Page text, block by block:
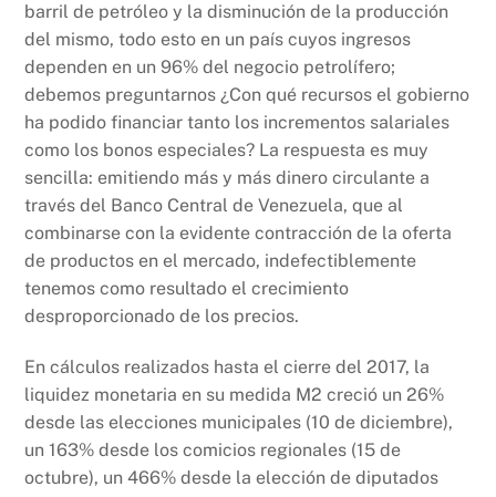
barril de petróleo y la disminución de la producción
del mismo, todo esto en un país cuyos ingresos
dependen en un 96% del negocio petrolífero;
debemos preguntarnos ¿Con qué recursos el gobierno
ha podido financiar tanto los incrementos salariales
como los bonos especiales? La respuesta es muy
sencilla: emitiendo más y más dinero circulante a
través del Banco Central de Venezuela, que al
combinarse con la evidente contracción de la oferta
de productos en el mercado, indefectiblemente
tenemos como resultado el crecimiento
desproporcionado de los precios.
En cálculos realizados hasta el cierre del 2017, la
liquidez monetaria en su medida M2 creció un 26%
desde las elecciones municipales (10 de diciembre),
un 163% desde los comicios regionales (15 de
octubre), un 466% desde la elección de diputados